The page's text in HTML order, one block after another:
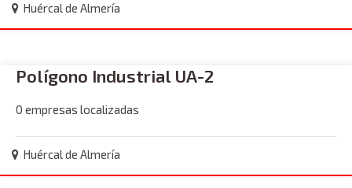
Huércal de Almería
Polígono Industrial UA-2
0 empresas localizadas
Huércal de Almería